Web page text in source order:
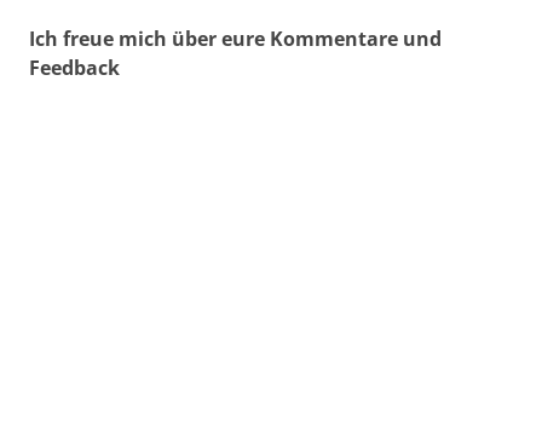
Ich freue mich über eure Kommentare und
Feedback